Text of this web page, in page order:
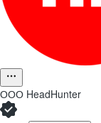
ООО HeadHunter